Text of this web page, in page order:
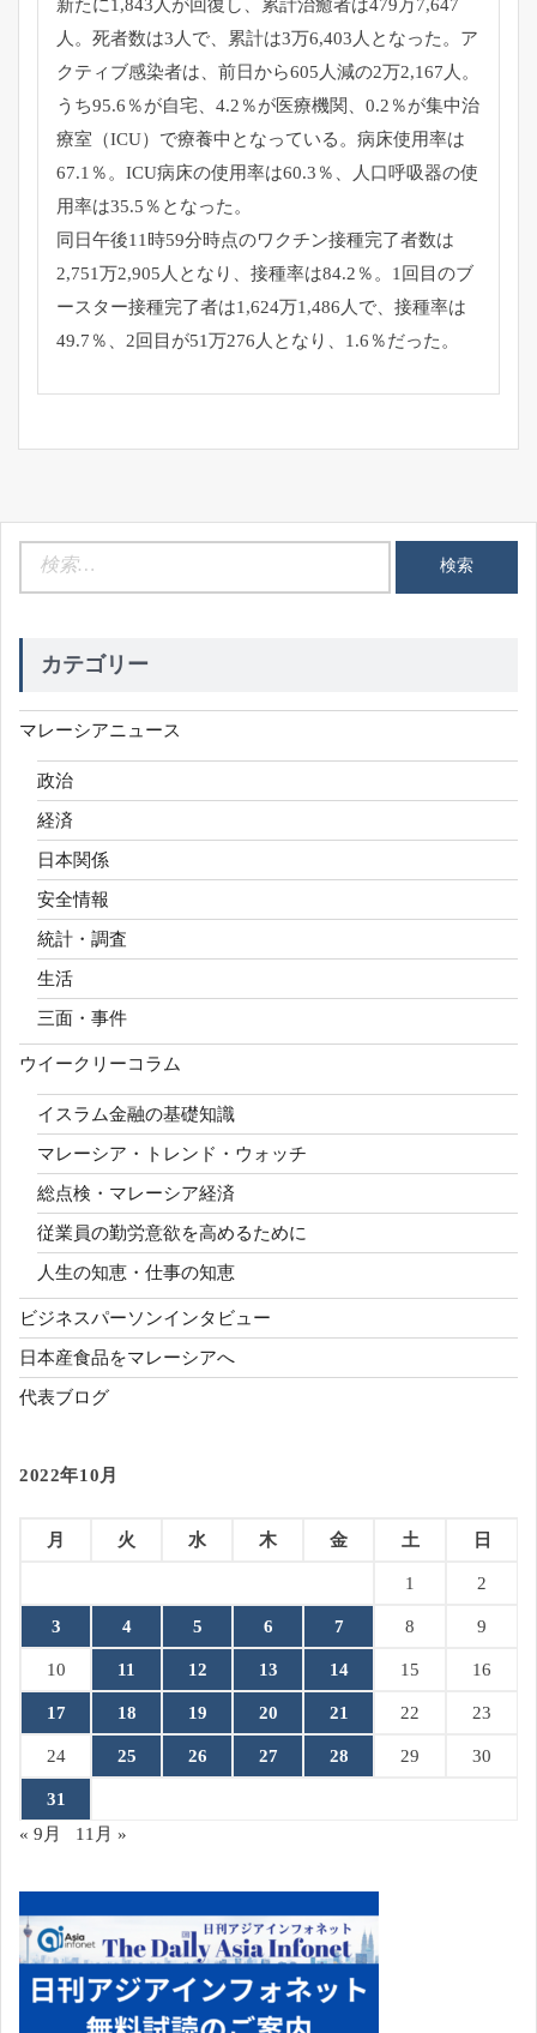
新たに1,843人が回復し、累計治癒者は479万7,647
人。死者数は3人で、累計は3万6,403人となった。ア
クティブ感染者は、前日から605人減の2万2,167人。
うち95.6％が自宅、4.2％が医療機関、0.2％が集中治
療室（ICU）で療養中となっている。病床使用率は
67.1％。ICU病床の使用率は60.3％、人口呼吸器の使
用率は35.5％となった。
同日午後11時59分時点のワクチン接種完了者数は
2,751万2,905人となり、接種率は84.2％。1回目のブ
ースター接種完了者は1,624万1,486人で、接種率は
49.7％、2回目が51万276人となり、1.6％だった。
カテゴリー
マレーシアニュース
政治
経済
日本関係
安全情報
統計・調査
生活
三面・事件
ウイークリーコラム
イスラム金融の基礎知識
マレーシア・トレンド・ウォッチ
総点検・マレーシア経済
従業員の勤労意欲を高めるために
人生の知恵・仕事の知恵
ビジネスパーソンインタビュー
日本産食品をマレーシアへ
代表ブログ
2022年10月
月 火 水 木 金 土 日
1 2
3 4 5 6 7 8 9
10 11 12 13 14 15 16
17 18 19 20 21 22 23
24 25 26 27 28 29 30
31
« 9月
11月 »